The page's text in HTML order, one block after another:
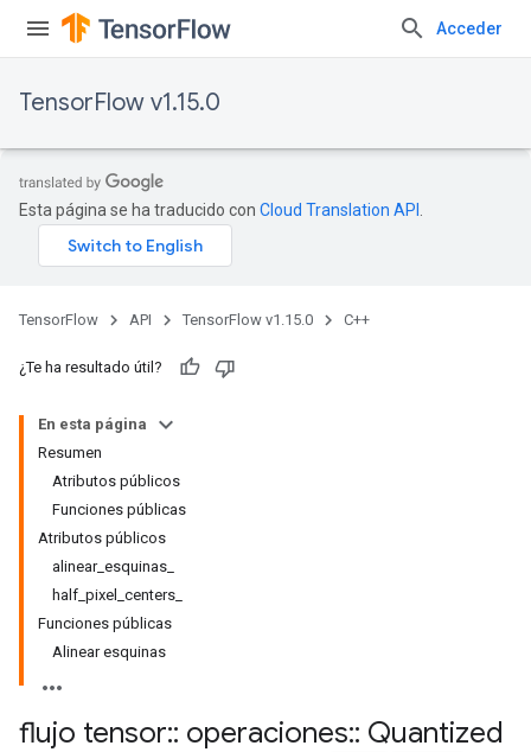
Acceder
TensorFlow v1.15.0
Esta página se ha traducido con Cloud Translation API
TensorFlow API TensorFlow v1.15.0 C++
¿Te ha resultado útil?
En esta página
Resumen
Atributos públicos
Funciones públicas
Atributos públicos
alinear_esquinas_
half_pixel_centers_
Funciones públicas
Alinear esquinas
flujo tensor:: operaciones:: Quantized